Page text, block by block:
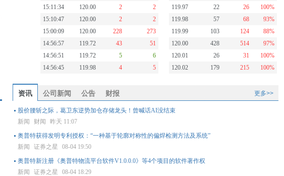
15:11:34
120.00 2
2
15:10:47
120.00 2
2
15:00:09
120.00 228
273
14:56:57
119.72 43
51
14:56:51
119.72 5
6
14:56:45
119.98 4 5
119.97
22 26
100%
119.98
57 68
93%
119.99
103 124
88%
120.00
428 514
97%
120.01
26 31
100%
120.02
179 215 100%
资讯 公司新闻 公告 财报 更多>>
股价腰斩之际，葛卫东逆势加仓存储龙头！曾喊话AI没结束
新闻
财闻
昨天 11:07
奥普特获得发明专利授权：“一种基于轮廓对称性的偏焊检测方法及系统”
新闻
证券之星
08-04 19:50
奥普特新注册《奥普特物流平台软件V1.0.0.0》等4个项目的软件著作权
新闻
证券之星
08-04 18:29